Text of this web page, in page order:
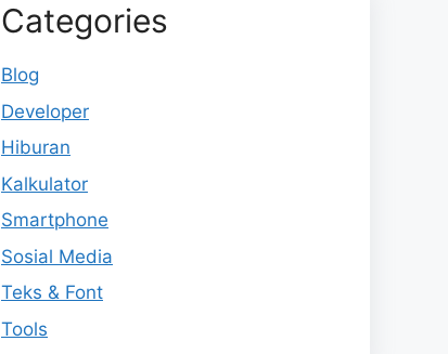
Categories
Blog
Developer
Hiburan
Kalkulator
Smartphone
Sosial Media
Teks & Font
Tools